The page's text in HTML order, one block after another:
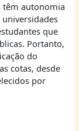
têm autonomia
que
Portanto,
do
cotas, desde
por